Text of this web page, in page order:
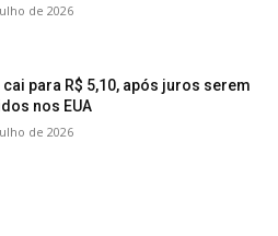
de 2026
cai para R$ 5,10, após juros serem
nos EUA
de 2026